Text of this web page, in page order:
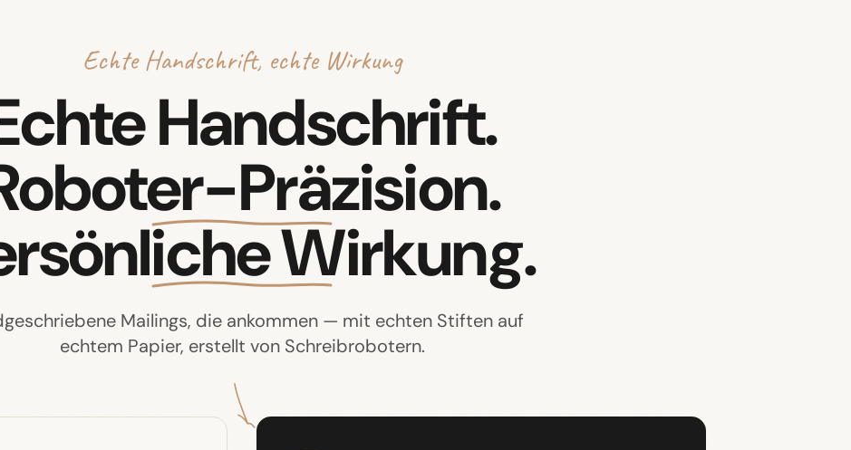
Echte Handschrift, echte Wirkung
Handschrift.
Präzision.
Wirkung.
Mailings, die ankommen — mit echten Stiften auf
echtem Papier, erstellt von Schreibrobotern.